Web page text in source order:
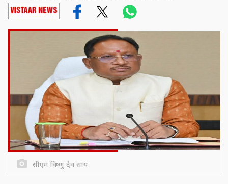
सीएम विष्णु देव साय